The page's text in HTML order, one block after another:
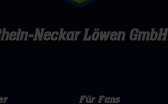
Neckar Löwen GmbH
Für Fans